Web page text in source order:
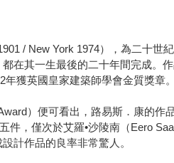
/ New York 1974），為二十世
在其一生最後的二十年間完成。
獲英國皇家建築師學會金質獎章。
）便可看出，路易斯．康的
，僅次於艾羅•沙陵南（Eero
計作品的良率非常驚人。